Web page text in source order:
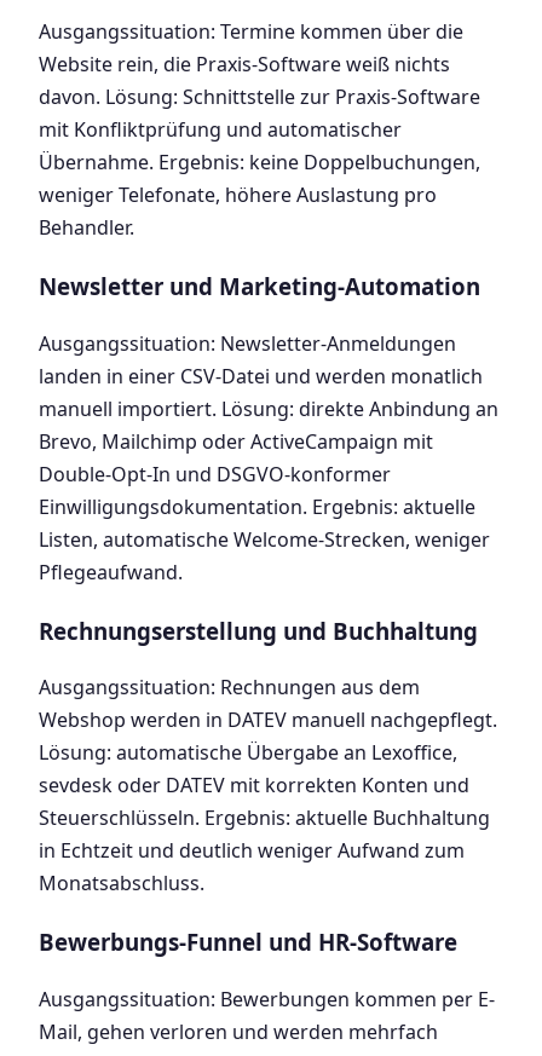
Ausgangssituation: Termine kommen über die
Website rein, die Praxis-Software weiß nichts
davon. Lösung: Schnittstelle zur Praxis-Software
mit Konfliktprüfung und automatischer
Übernahme. Ergebnis: keine Doppelbuchungen,
weniger Telefonate, höhere Auslastung pro
Behandler.
Newsletter und Marketing-Automation
Ausgangssituation: Newsletter-Anmeldungen
landen in einer CSV-Datei und werden monatlich
manuell importiert. Lösung: direkte Anbindung an
Brevo, Mailchimp oder ActiveCampaign mit
Double-Opt-In und DSGVO-konformer
Einwilligungsdokumentation. Ergebnis: aktuelle
Listen, automatische Welcome-Strecken, weniger
Pflegeaufwand.
Rechnungserstellung und Buchhaltung
Ausgangssituation: Rechnungen aus dem
Webshop werden in DATEV manuell nachgepflegt.
Lösung: automatische Übergabe an Lexoffice,
sevdesk oder DATEV mit korrekten Konten und
Steuerschlüsseln. Ergebnis: aktuelle Buchhaltung
in Echtzeit und deutlich weniger Aufwand zum
Monatsabschluss.
Bewerbungs-Funnel und HR-Software
Ausgangssituation: Bewerbungen kommen per E-
Mail, gehen verloren und werden mehrfach